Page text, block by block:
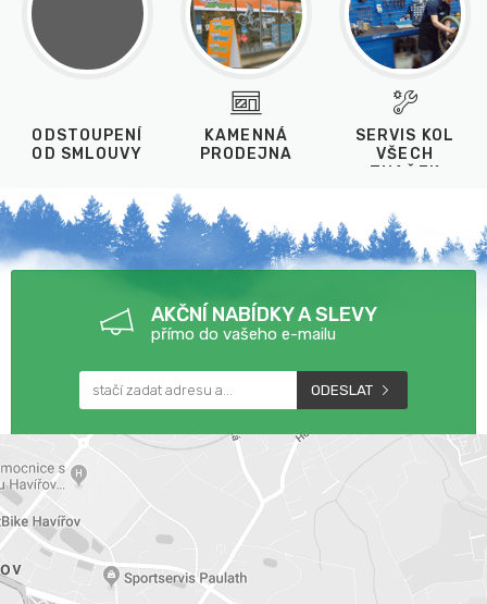
ODSTOUPENÍ
OD SMLOUVY
KAMENNÁ
PRODEJNA
SERVIS KOL
VŠECH
ZNAČEK
AKČNÍ NABÍDKY A SLEVY
přímo do vašeho e-mailu
ODESLAT